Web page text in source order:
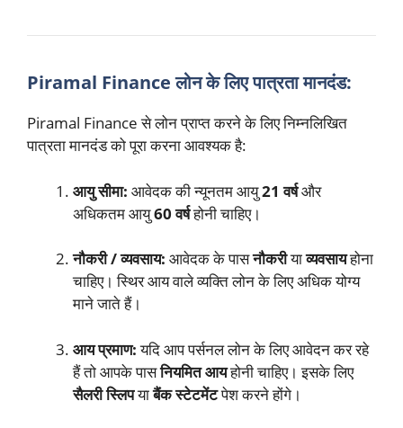
Piramal Finance लोन के लिए पात्रता मानदंड:
Piramal Finance से लोन प्राप्त करने के लिए निम्नलिखित
पात्रता मानदंड को पूरा करना आवश्यक है:
आयु सीमा: आवेदक की न्यूनतम आयु21 वर्षऔर
अधिकतम आयु60 वर्षहोनी चाहिए।
नौकरी / व्यवसाय: आवेदक के पासनौकरीयाव्यवसायहोना
चाहिए। स्थिर आय वाले व्यक्ति लोन के लिए अधिक योग्य
माने जाते हैं।
आय प्रमाण:यदि आप पर्सनल लोन के लिए आवेदन कर रहे
हैं तो आपके पासनियमित आयहोनी चाहिए। इसके लिए
सैलरी स्लिपयाबैंक स्टेटमेंटपेश करने होंगे।